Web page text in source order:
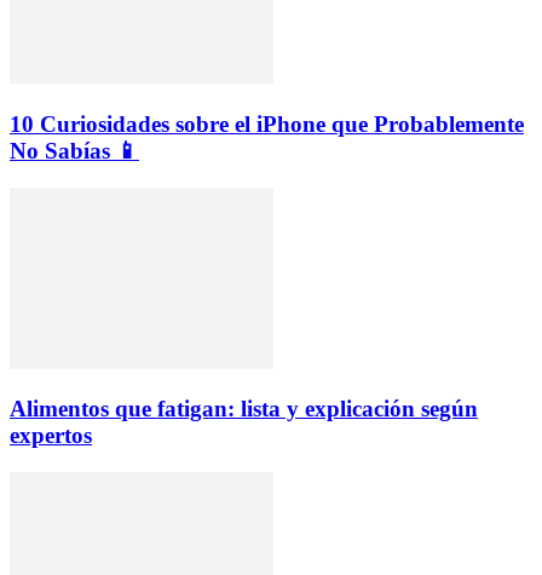
10 Curiosidades sobre el iPhone que Probablemente
No Sabías 📱
Alimentos que fatigan: lista y explicación según
expertos